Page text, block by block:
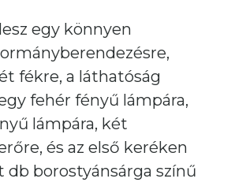
egy könnyen
fékre, a láthatóság
fehér fényű lámpára,
lámpára, két
és az első keréken
db borostyánsárga színű